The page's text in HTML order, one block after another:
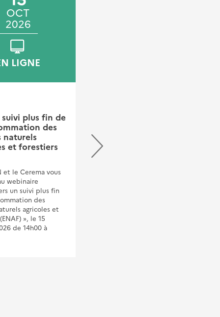
OCT
2026
LIGNE
plus fin de
des
naturels
et forestiers
et le Cerema vous
webinaire
un suivi plus fin
des
agricoles et
», le 15
de 14h00 à
- St-Medard-en-Jalles
La direction territoriale sud-